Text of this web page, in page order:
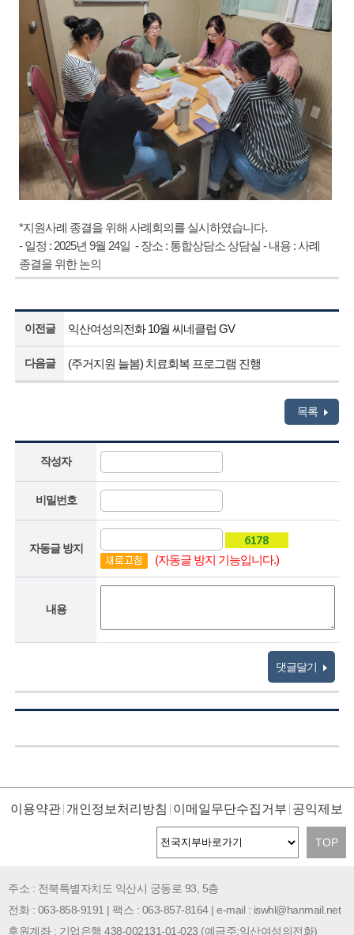
*지원사례 종결을 위해 사례회의를 실시하였습니다.
- 일정 : 2025년 9월 24일 - 장소 : 통합상담소 상담실 - 내용 : 사례
종결을 위한 논의
이전글 익산여성의전화 10월 씨네클럽 GV
다음글 (주거지원 늘봄) 치료회복 프로그램 진행
목록
작성자
비밀번호
자동글 방지
(자동글 방지 기능입니다.)
내용
댓글달기
이용약관 개인정보처리방침 이메일무단수집거부 공익제보
TOP
주소 : 전북특별자치도 익산시 궁동로 93, 5층
전화 : 063-858-9191 | 팩스 : 063-857-8164 | e-mail : iswhl@hanmail.net
후원계좌 : 기업은행 438-002131-01-023 (예금주:익산여성의전화)